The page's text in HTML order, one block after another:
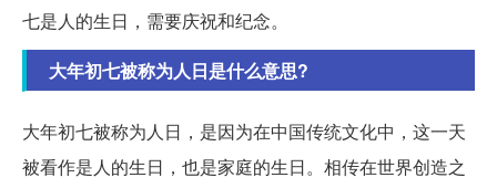
七是人的生日，需要庆祝和纪念。
大年初七被称为人日是什么意思?
大年初七被称为人日，是因为在中国传统文化中，这一天
被看作是人的生日，也是家庭的生日。相传在世界创造之